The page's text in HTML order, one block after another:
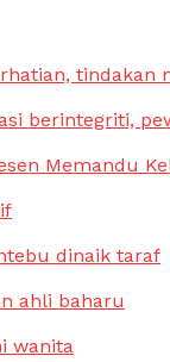
tindakan
berintegriti,
Memandu
dinaik taraf
ahli baharu
wanita